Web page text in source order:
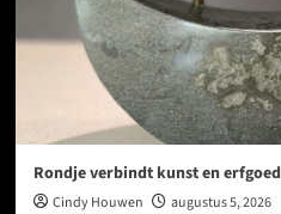
Rondje verbindt kunst en erfgoed
Cindy Houwen augustus 5, 2026